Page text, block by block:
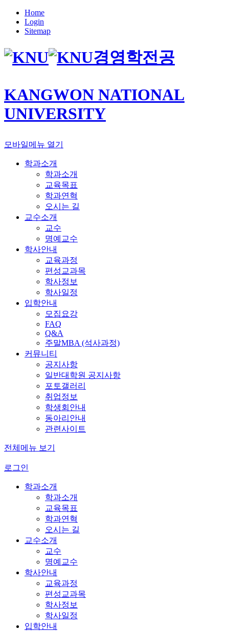
Home
Login
Sitemap
경영학전공
KANGWON NATIONAL
UNIVERSITY
모바일메뉴 열기
학과소개
학과소개
교육목표
학과연혁
오시는 길
교수소개
교수
명예교수
학사안내
교육과정
편성교과목
학사정보
학사일정
입학안내
모집요강
FAQ
Q&A
주말MBA (석사과정)
커뮤니티
공지사항
일반대학원 공지사항
포토갤러리
취업정보
학생회안내
동아리안내
관련사이트
전체메뉴 보기
로그인
학과소개
학과소개
교육목표
학과연혁
오시는 길
교수소개
교수
명예교수
학사안내
교육과정
편성교과목
학사정보
학사일정
입학안내